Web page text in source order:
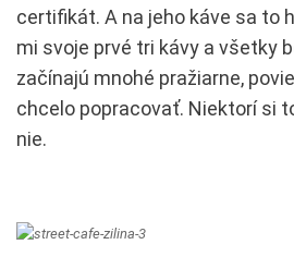
certifikát. A na jeho káve sa to
mi svoje prvé tri kávy a všetky
začínajú mnohé pražiarne,
chcelo popracovať. Niektorí si
nie.